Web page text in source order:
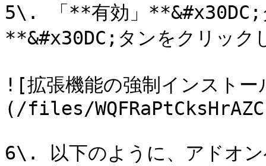
5\. 「**有効」**&#x30DC;
**&#x30DC;タンをクリック
![拡張機能の強制インスト
(/files/
6\. 以下のように、アドオン